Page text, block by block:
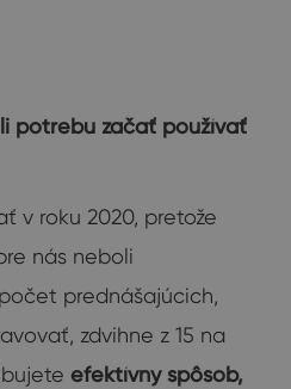
potrebu začať používať
v roku 2020, pretože
nás neboli
prednášajúcich,
zdvihne z 15 na
efektívny spôsob,